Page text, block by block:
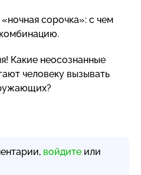
сорочка»: с чем
.
Какие неосознанные
человеку вызывать
войдите или